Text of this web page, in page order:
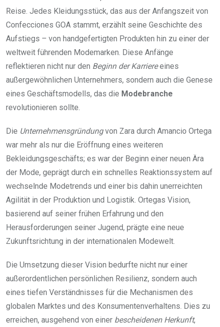
Reise. Jedes Kleidungsstück, das aus der Anfangszeit von
Confecciones GOA stammt, erzählt seine Geschichte des
Aufstiegs – von handgefertigten Produkten hin zu einer der
weltweit führenden Modemarken. Diese Anfänge
reflektieren nicht nur den Beginn der Karriereeines
außergewöhnlichen Unternehmers, sondern auch die Genese
eines Geschäftsmodells, das die Modebranche
revolutionieren sollte.
Die Unternehmensgründungvon Zara durch Amancio Ortega
war mehr als nur die Eröffnung eines weiteren
Bekleidungsgeschäfts; es war der Beginn einer neuen Ära
der Mode, geprägt durch ein schnelles Reaktionssystem auf
wechselnde Modetrends und einer bis dahin unerreichten
Agilität in der Produktion und Logistik. Ortegas Vision,
basierend auf seiner frühen Erfahrung und den
Herausforderungen seiner Jugend, prägte eine neue
Zukunftsrichtung in der internationalen Modewelt.
Die Umsetzung dieser Vision bedurfte nicht nur einer
außerordentlichen persönlichen Resilienz, sondern auch
eines tiefen Verständnisses für die Mechanismen des
globalen Marktes und des Konsumentenverhaltens. Dies zu
erreichen, ausgehend von einer bescheidenen Herkunft,